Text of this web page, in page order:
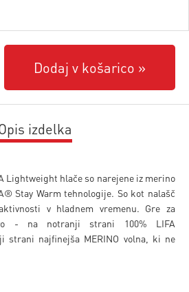
Dodaj v košarico
izdelka
Lightweight hlače so narejene iz merino
Stay Warm tehnologije. So kot nalašč
v hladnem vremenu. Gre za
- na notranji strani 100% LIFA
strani najfinejša MERINO volna, ki ne